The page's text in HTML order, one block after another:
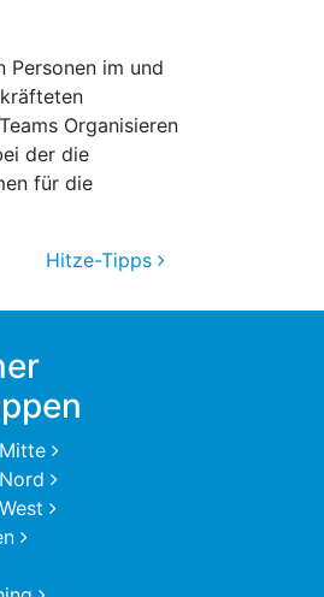
Personen im und
Organisieren
der die
für die
Hitze-Tipps